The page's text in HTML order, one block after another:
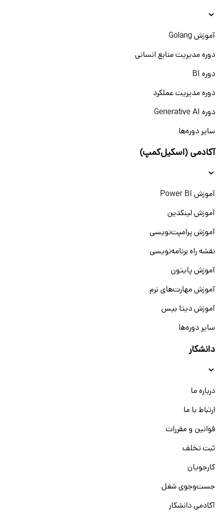
آموزش Golang
دوره مدیریت منابع انسانی
دوره BI
دوره مدیریت عملکرد
دوره Generative AI
سایر دوره‌ها
آکادمی (اسکیل‌کمپ)
آموزش Power BI
آموزش لینکدین
آموزش پرامپت‌نویسی
نقشه راه برنامه‌نویسی
آموزش پایتون
آموزش مهارت‌های نرم
آموزش دیتا بیس
سایر دوره‌ها
دانشکار
درباره ما
ارتباط با ما
قوانین و مقررات
ثبت تخلف
کارجویان
جست‌و‌جوی شغل
آکادمی دانشکار